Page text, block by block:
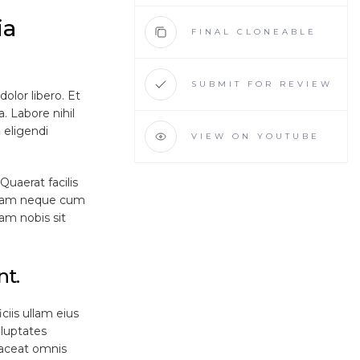
libero. Et
Labore nihil
facilis
neque cum
nobis sit
ullam eius
omnis
FINAL CLONEABLE
SUBMIT FOR REVIEW
VIEW ON YOUTUBE